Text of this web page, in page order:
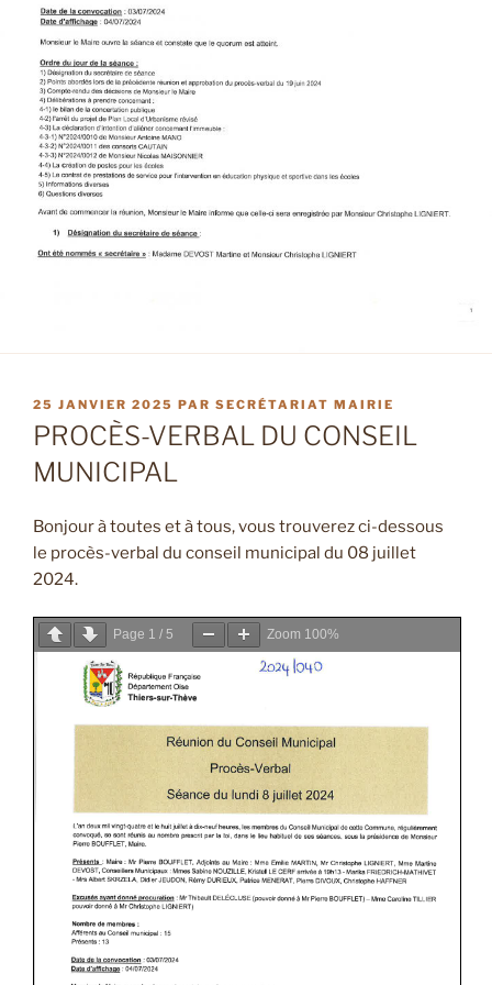
PUBLIÉ
LE
25 JANVIER 2025 PAR SECRÉTARIAT MAIRIE
PROCÈS-VERBAL DU CONSEIL
MUNICIPAL
Bonjour à toutes et à tous, vous trouverez ci-dessous
le procès-verbal du conseil municipal du 08 juillet
2024.
Page 1 / 5 Zoom 100%